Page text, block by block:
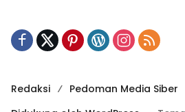
Redaksi
Pedoman Media Siber